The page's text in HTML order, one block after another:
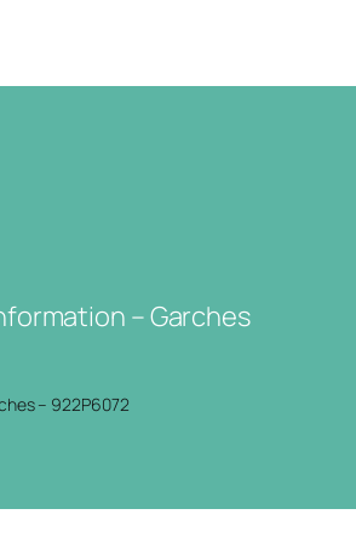
– Garches
– 922P6072